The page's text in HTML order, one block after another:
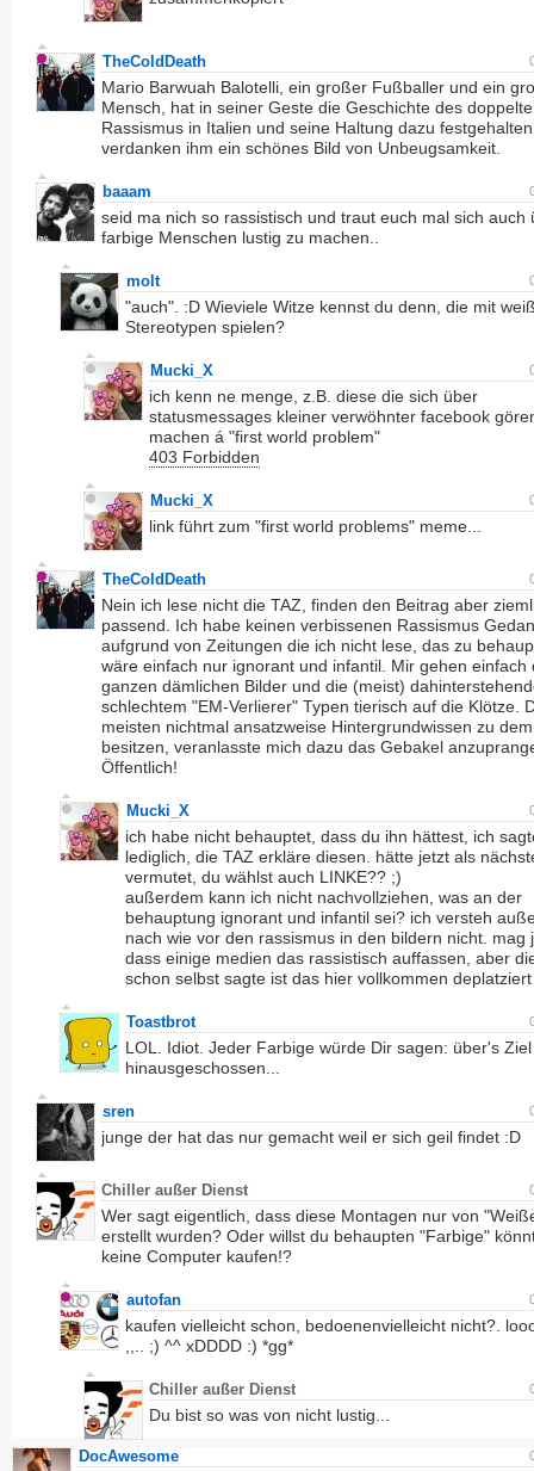
TheColdDeath
Mario Barwuah Balotelli, ein großer Fußballer und ein
Mensch, hat in seiner Geste die Geschichte des
Rassismus in Italien und seine Haltung dazu
verdanken ihm ein schönes Bild von Unbeugsamkeit.
baaam
seid ma nich so rassistisch und traut euch mal sich auch
farbige Menschen lustig zu machen..
molt
"auch". :D Wieviele Witze kennst du denn, die mit
Stereotypen spielen?
Mucki_X
ich kenn ne menge, z.B. diese die sich über
statusmessages kleiner verwöhnter facebook
machen á "first world problem"
403 Forbidden
Mucki_X
link führt zum "first world problems" meme...
TheColdDeath
Nein ich lese nicht die TAZ, finden den Beitrag aber
passend. Ich habe keinen verbissenen Rassismus
aufgrund von Zeitungen die ich nicht lese, das zu
wäre einfach nur ignorant und infantil. Mir gehen einfach
ganzen dämlichen Bilder und die (meist)
schlechtem "EM-Verlierer" Typen tierisch auf die Klötze.
meisten nichtmal ansatzweise Hintergrundwissen zu
besitzen, veranlasste mich dazu das Gebakel
Öffentlich!
Mucki_X
ich habe nicht behauptet, dass du ihn hättest, ich
lediglich, die TAZ erkläre diesen. hätte jetzt als
vermutet, du wählst auch LINKE?? ;)
außerdem kann ich nicht nachvollziehen, was an der
behauptung ignorant und infantil sei? ich versteh
nach wie vor den rassismus in den bildern nicht. mag
dass einige medien das rassistisch auffassen, aber
schon selbst sagte ist das hier vollkommen deplatziert
Toastbrot
LOL. Idiot. Jeder Farbige würde Dir sagen: über's Ziel
hinausgeschossen...
sren
junge der hat das nur gemacht weil er sich geil findet :D
Chiller außer Dienst
Wer sagt eigentlich, dass diese Montagen nur von
erstellt wurden? Oder willst du behaupten "Farbige"
keine Computer kaufen!?
autofan
kaufen vielleicht schon, bedoenenvielleicht nicht?.
,,.. ;) ^^ xDDDD :) *gg*
Chiller außer Dienst
Du bist so was von nicht lustig...
DocAwesome